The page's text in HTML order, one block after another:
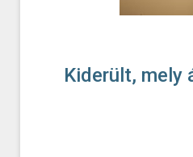
Kiderült, mely